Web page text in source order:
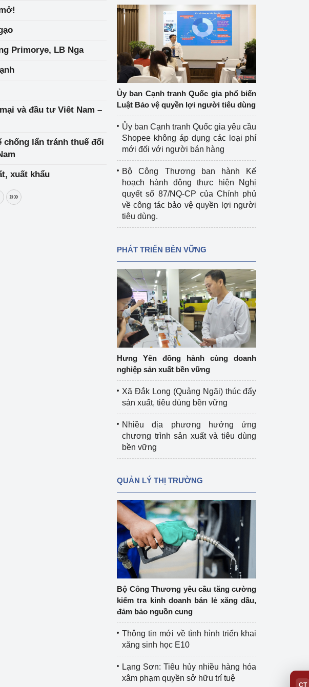
Primorye, LB Nga
và đầu tư Viêt Nam –
chống lẩn tránh thuế đối
xuất khẩu
»»
Ủy ban Cạnh tranh Quốc gia phổ biến
Luật Bảo vệ quyền lợi người tiêu dùng
Ủy ban Cạnh tranh Quốc gia yêu cầu
Shopee không áp dụng các loại phí
mới đối với người bán hàng
Bộ Công Thương ban hành Kế
hoạch hành động thực hiện Nghị
quyết số 87/NQ-CP của Chính phủ
về công tác bảo vệ quyền lợi người
tiêu dùng.
PHÁT TRIỂN BỀN VỮNG
Hưng Yên đồng hành cùng doanh
nghiệp sản xuất bền vững
Xã Đắk Long (Quảng Ngãi) thúc đẩy
sản xuất, tiêu dùng bền vững
Nhiều địa phương hưởng ứng
chương trình sản xuất và tiêu dùng
bền vững
QUẢN LÝ THỊ TRƯỜNG
Bộ Công Thương yêu cầu tăng cường
kiểm tra kinh doanh bán lẻ xăng dầu,
đảm bảo nguồn cung
Thông tin mới về tình hình triển khai
xăng sinh học E10
Lạng Sơn: Tiêu hủy nhiều hàng hóa
xâm phạm quyền sở hữu trí tuệ
CT